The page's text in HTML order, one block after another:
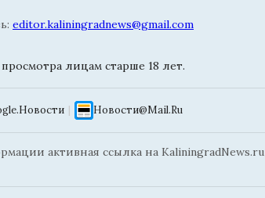
editor.kaliningradnews@gmail.com
лицам старше 18 лет.
| Новости@Mail.Ru
активная ссылка на KaliningradNews.ru